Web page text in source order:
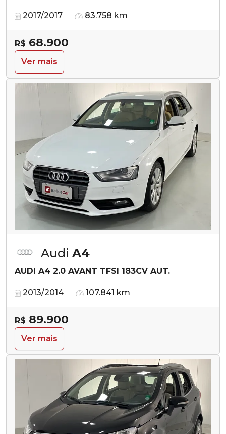
2017/2017 83.758 km
R$ 68.900
Ver mais
Audi A4
AUDI A4 2.0 AVANT TFSI 183CV AUT.
2013/2014 107.841 km
R$ 89.900
Ver mais